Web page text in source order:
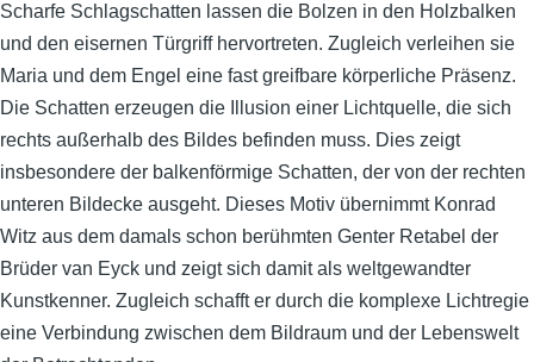
Scharfe Schlagschatten lassen die Bolzen in den Holzbalken
und den eisernen Türgriff hervortreten. Zugleich verleihen sie
Maria und dem Engel eine fast greifbare körperliche Präsenz.
Die Schatten erzeugen die Illusion einer Lichtquelle, die sich
rechts außerhalb des Bildes befinden muss. Dies zeigt
insbesondere der balkenförmige Schatten, der von der rechten
unteren Bildecke ausgeht. Dieses Motiv übernimmt Konrad
Witz aus dem damals schon berühmten Genter Retabel der
Brüder van Eyck und zeigt sich damit als weltgewandter
Kunstkenner. Zugleich schafft er durch die komplexe Lichtregie
eine Verbindung zwischen dem Bildraum und der Lebenswelt